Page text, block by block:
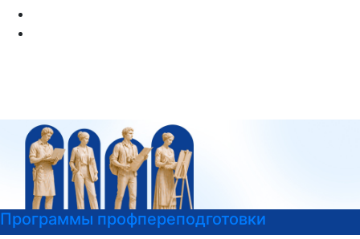
профпереподготовки